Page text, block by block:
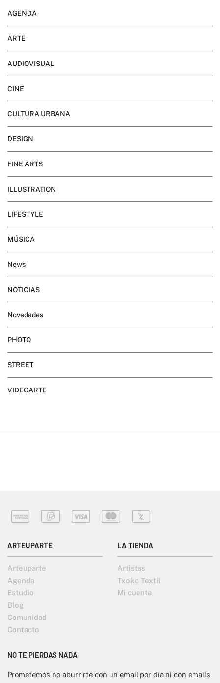
AGENDA
ARTE
AUDIOVISUAL
CINE
CULTURA URBANA
DESIGN
FINE ARTS
ILLUSTRATION
LIFESTYLE
MÚSICA
News
NOTICIAS
Novedades
PHOTO
STREET
VIDEOARTE
ARTEUPARTE
Arteuparte
Agenda
Estudio
Blog
Comunidad
Contacto
LA TIENDA
Artistas
Txoko Textil
Mi cuenta
NO TE PIERDAS NADA
Prometemos no aburrirte con un email por día ni con emails